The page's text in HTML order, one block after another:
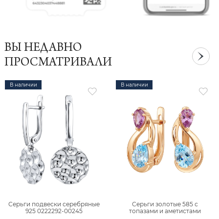
ВЫ НЕДАВНО
ПРОСМАТРИВАЛИ
В наличии
Серьги подвески серебряные
925 0222292-00245
В наличии
Серьги золотые 585 с
топазами и аметистами